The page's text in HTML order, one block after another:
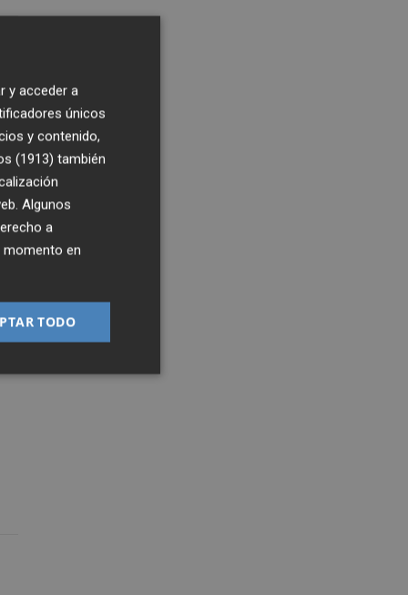
y acceder a
únicos
y contenido,
(1913) también
Algunos
a
momento en
TODO